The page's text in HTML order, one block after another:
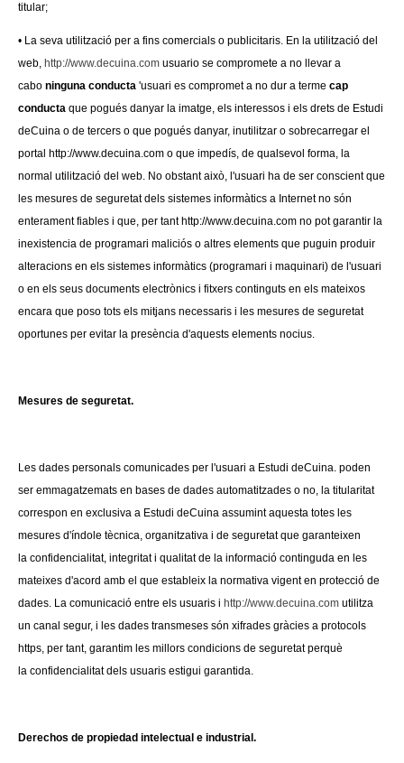
titular;
• La seva utilització per a fins comercials o publicitaris. En la utilització del
web, http://www.decuina.com usuario se compromete a no llevar a
cabo ninguna conducta 'usuari es compromet a no dur a terme cap
conducta que pogués danyar la imatge, els interessos i els drets de Estudi
deCuina o de tercers o que pogués danyar, inutilitzar o sobrecarregar el
portal http://www.decuina.com o que impedís, de qualsevol forma, la
normal utilització del web. No obstant això, l'usuari ha de ser conscient que
les mesures de seguretat dels sistemes informàtics a Internet no són
enterament fiables i que, per tant http://www.decuina.com no pot garantir la
inexistencia de programari maliciós o altres elements que puguin produir
alteracions en els sistemes informàtics (programari i maquinari) de l'usuari
o en els seus documents electrònics i fitxers continguts en els mateixos
encara que poso tots els mitjans necessaris i les mesures de seguretat
oportunes per evitar la presència d'aquests elements nocius.
Mesures de seguretat.
Les dades personals comunicades per l'usuari a Estudi deCuina. poden
ser emmagatzemats en bases de dades automatitzades o no, la titularitat
correspon en exclusiva a Estudi deCuina assumint aquesta totes les
mesures d'índole tècnica, organitzativa i de seguretat que garanteixen
la confidencialitat, integritat i qualitat de la informació continguda en les
mateixes d'acord amb el que estableix la normativa vigent en protecció de
dades. La comunicació entre els usuaris i http://www.decuina.com utilitza
un canal segur, i les dades transmeses són xifrades gràcies a protocols
https, per tant, garantim les millors condicions de seguretat perquè
la confidencialitat dels usuaris estigui garantida.
Derechos de propiedad intelectual e industrial.